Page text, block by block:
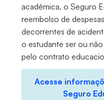
acadêmica, o Seguro
reembolso de
decorrentes de
o estudante ser ou
pelo contrato
Acesse
Seguro